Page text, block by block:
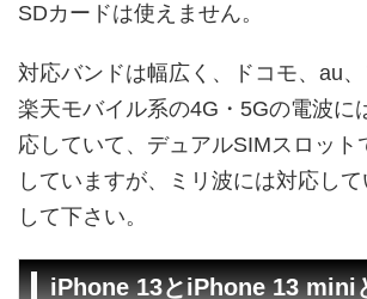
SDカードは使えません。
対応バンドは幅広く、ドコモ、au、
楽天モバイル系の4G・5Gの電波に
応していて、デュアルSIMスロット
していますが、ミリ波には対応し
して下さい。
iPhone 13とiPhone 13 mini